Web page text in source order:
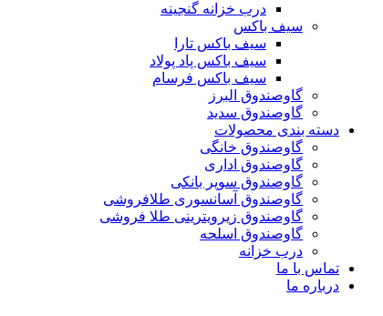
درب خزانه گنجینه
سیف باکس
سیف باکس تارا
سیف باکس پاد پولاد
سیف باکس فرسام
گاوصندوق البرز
گاوصندوق سدید
دسته بندی محصولات
گاوصندوق خانگی
گاوصندوق اداری
گاوصندوق سوپر بانکی
گاوصندوق آسانسوری طلافروشی
گاوصندوق زیرویترینی طلا فروشی
گاوصندوق اسلحه
درب خزانه
تماس با ما
درباره ما